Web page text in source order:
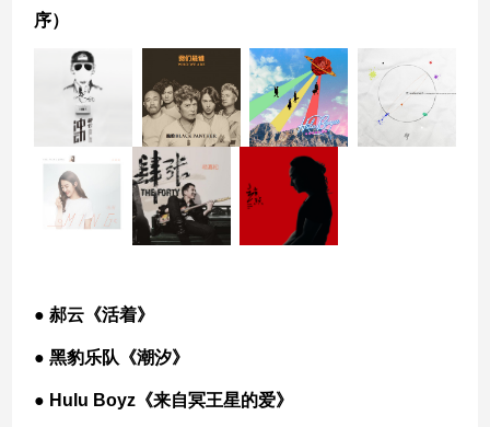
序）
● 郝云《活着》
● 黑豹乐队《潮汐》
● Hulu Boyz《来自冥王星的爱》